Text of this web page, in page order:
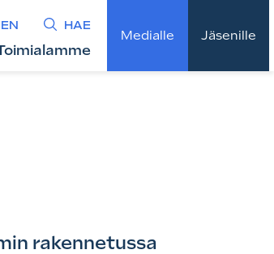
EN HAE
Medialle Jäsenille
rakennetussa